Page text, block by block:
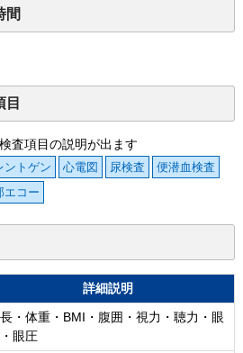
間
目
査項目の説明が出ます
ントゲン 心電図 尿検査
便潜血検査
エコー
詳細説明
・体重・BMI・腹囲・視力・聴力・眼
眼圧